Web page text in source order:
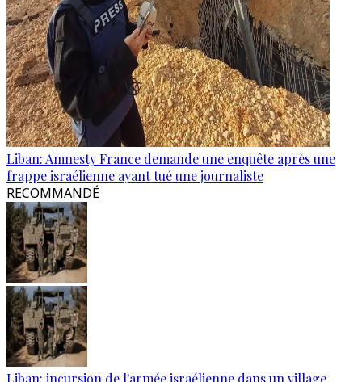
Liban: Amnesty France demande une enquête après une
frappe israélienne ayant tué une journaliste
RECOMMANDÉ
Liban: incursion de l'armée israélienne dans un village